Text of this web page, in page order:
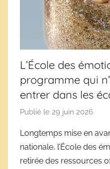
L’École des
programme qui
entrer dans les
Publié le 29 juin 2026
r
D
é
Longtemps mise en
nationale, l’École des
retirée des ressources